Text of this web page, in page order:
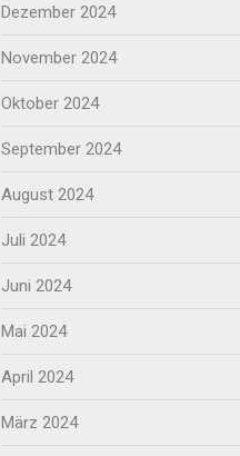
Dezember 2024
November 2024
Oktober 2024
September 2024
August 2024
Juli 2024
Juni 2024
Mai 2024
April 2024
März 2024